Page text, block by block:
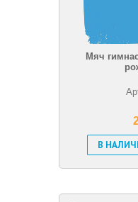
Мяч
В